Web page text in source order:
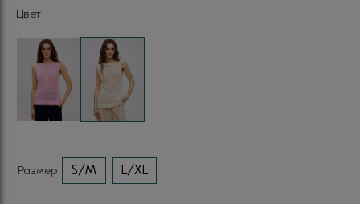
Цвет
Размер S/M L/XL